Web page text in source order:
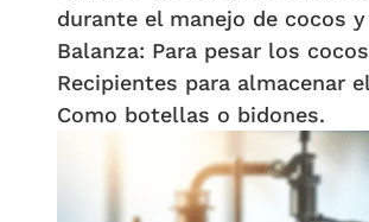
durante el manejo de cocos
Balanza: Para pesar los
Recipientes para almacenar
Como botellas o bidones.